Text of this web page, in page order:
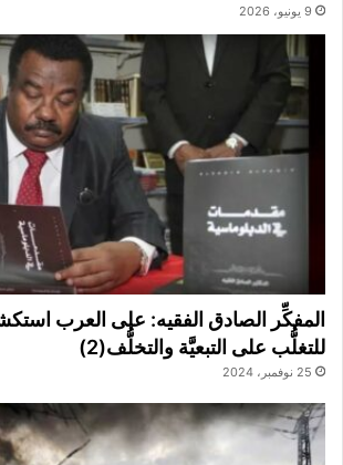
9 يونيو، 2026
المفكِّر الصادق الفقيه: على العرب
للتغلُّب على التبعيَّة والتخلُّف(2)
25 نوفمبر، 2024